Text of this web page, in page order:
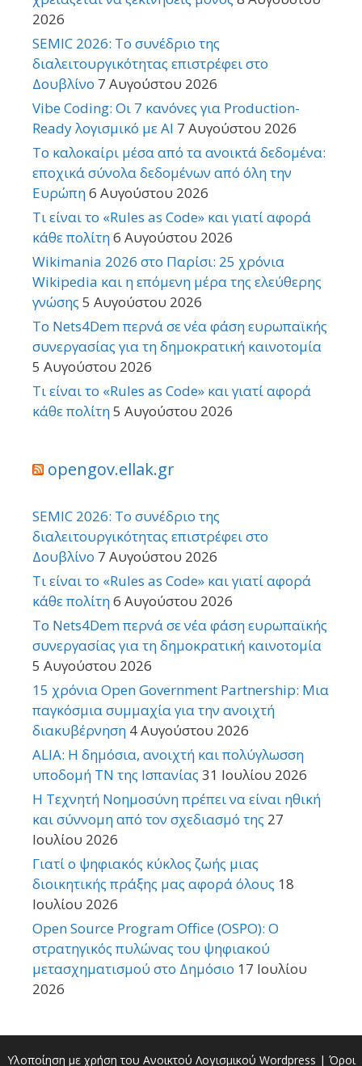
2026
SEMIC 2026: Το συνέδριο της
διαλειτουργικότητας επιστρέφει στο
Δουβλίνο 7 Αυγούστου 2026
Vibe Coding: Οι 7 κανόνες για Production-
Ready λογισμικό με AI 7 Αυγούστου 2026
Το καλοκαίρι μέσα από τα ανοικτά δεδομένα:
εποχικά σύνολα δεδομένων από όλη την
Ευρώπη6 Αυγούστου 2026
Τι είναι το «Rules as Code» και γιατί αφορά
κάθε πολίτη6 Αυγούστου 2026
Wikimania 2026 στο Παρίσι: 25 χρόνια
Wikipedia και η επόμενη μέρα της ελεύθερης
γνώσης 5 Αυγούστου 2026
Το Nets4Dem περνά σε νέα φάση ευρωπαϊκής
συνεργασίας για τη δημοκρατική καινοτομία
5 Αυγούστου 2026
Τι είναι το «Rules as Code» και γιατί αφορά
κάθε πολίτη5 Αυγούστου 2026
opengov.ellak.gr
SEMIC 2026: Το συνέδριο της
διαλειτουργικότητας επιστρέφει στο
Δουβλίνο 7 Αυγούστου 2026
Τι είναι το «Rules as Code» και γιατί αφορά
κάθε πολίτη6 Αυγούστου 2026
Το Nets4Dem περνά σε νέα φάση ευρωπαϊκής
συνεργασίας για τη δημοκρατική καινοτομία
5 Αυγούστου 2026
15 χρόνια Open Government Partnership: Μια
παγκόσμια συμμαχία για την ανοιχτή
διακυβέρνηση 4 Αυγούστου 2026
ALIA: Η δημόσια, ανοιχτή και πολύγλωσση
υποδομή ΤΝ της Ισπανίας 31 Ιουλίου 2026
Η Τεχνητή Νοημοσύνη πρέπει να είναι ηθική
και σύννομη από τον σχεδιασμό της 27
Ιουλίου 2026
Γιατί ο ψηφιακός κύκλος ζωής μιας
διοικητικής πράξης μας αφορά όλους 18
Ιουλίου 2026
Open Source Program Office (OSPO): Ο
στρατηγικός πυλώνας του ψηφιακού
μετασχηματισμού στο Δημόσιο 17 Ιουλίου
2026
Υλοποίηση με χρήση του Ανοικτού Λογισμικού Wordpress | Όροι